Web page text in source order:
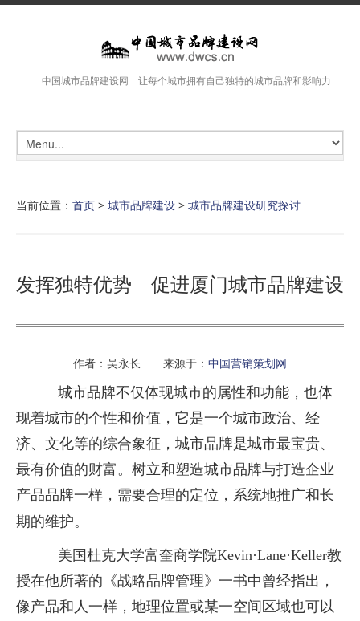
中国城市品牌建设网 让每个城市拥有自己独特的城市品牌和影响力
当前位置： 首页 > 城市品牌建设 > 城市品牌建设研究探讨
发挥独特优势 促进厦门城市品牌建设
作者：吴永长 来源于： 中国营销策划网
城市品牌不仅体现城市的属性和功能，也体
现着城市的个性和价值，它是一个城市政治、经
济、文化等的综合象征，城市品牌是城市最宝贵、
最有价值的财富。树立和塑造城市品牌与打造企业
产品品牌一样，需要合理的定位，系统地推广和长
期的维护。
美国杜克大学富奎商学院Kevin·Lane·Keller教
授在他所著的《战略品牌管理》一书中曾经指出，
像产品和人一样，地理位置或某一空间区域也可以